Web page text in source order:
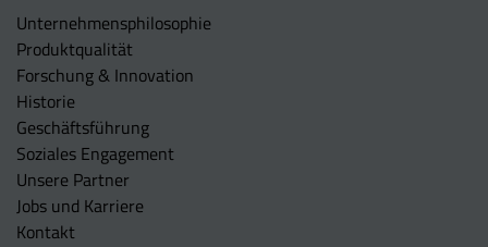
Unternehmens­philosophie
Produktqualität
Forschung & Innovation
Historie
Geschäftsführung
Soziales Engagement
Unsere Partner
Jobs und Karriere
Kontakt